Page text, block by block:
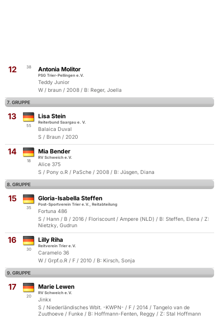
12 38 Antonia Molitor
PSG Trier-Pellingen e.V.
Teddy Junior
W / braun / 2008 / B: Reger, Joella
7. GRUPPE
13
55
Lisa Stein
Reiterbund Saargau e. V.
Balaica Duval
S / Braun / 2020
14
18
Mia Bender
RV Schweich e.V.
Alice 375
S / Pony o.R / PaSche / 2008 / B: Jüsgen, Diana
8. GRUPPE
15
35
Gloria-Isabella Steffen
Post-Sportverein Trier e.V., Reitabteilung
Fortuna 486
S / Hann / B / 2016 / Floriscount / Ampere (NLD) / B: Steffen, Elena / Z:
Nietzky, Gudrun
16
30
Lilly Riha
Reitverein Trier e.V.
Caramelo 36
W / Grpf.o.R / F / 2010 / B: Kirsch, Sonja
9. GRUPPE
17
20
Marie Lewen
RV Schweich e.V.
Jinkx
S / Niederländisches Wblt. -KWPN- / F / 2014 / Tangelo van de
Zuuthoeve / Funke / B: Hoffmann-Fenten, Reggy / Z: Stal Hoffmann